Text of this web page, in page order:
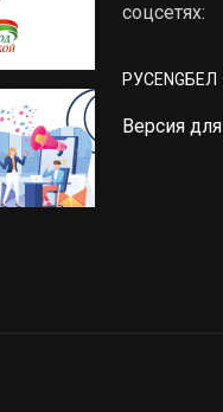
соцсетях:
РУСENGБЕЛ
Версия